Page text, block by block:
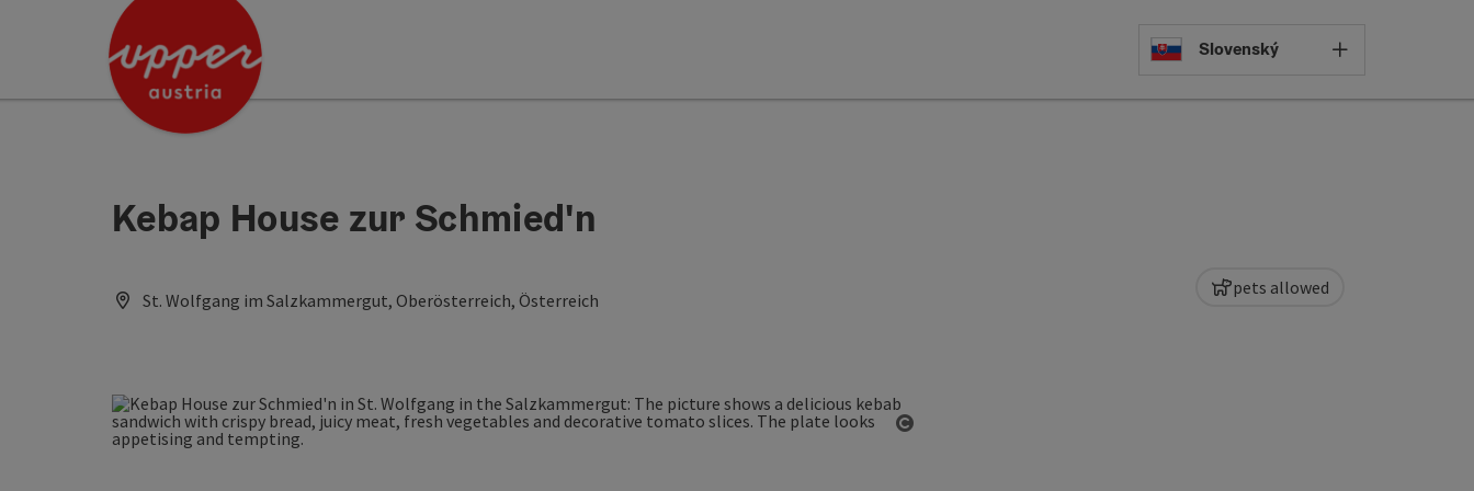
Accesskey
Accesskey
Select
Slovenský
Kebap House zur Schmied'n
St. Wolfgang im Salzkammergut, Oberösterreich, Österreich
pets allowed